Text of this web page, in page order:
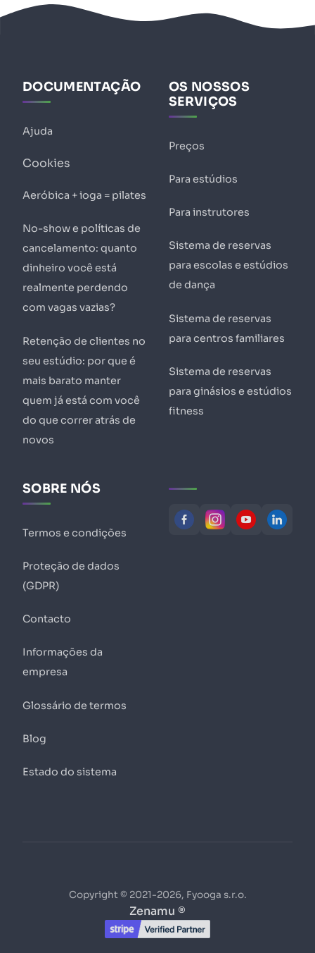
DOCUMENTAÇÃO
Ajuda
Cookies
Aeróbica + ioga = pilates
No-show e políticas de
cancelamento: quanto
dinheiro você está
realmente perdendo
com vagas vazias?
Retenção de clientes no
seu estúdio: por que é
mais barato manter
quem já está com você
do que correr atrás de
novos
OS NOSSOS
SERVIÇOS
Preços
Para estúdios
Para instrutores
Sistema de reservas
para escolas e estúdios
de dança
Sistema de reservas
para centros familiares
Sistema de reservas
para ginásios e estúdios
fitness
SOBRE NÓS
Termos e condições
Proteção de dados
(GDPR)
Contacto
Informações da
empresa
Glossário de termos
Blog
Estado do sistema
Copyright © 2021-2026, Fyooga s.r.o.
Zenamu ®